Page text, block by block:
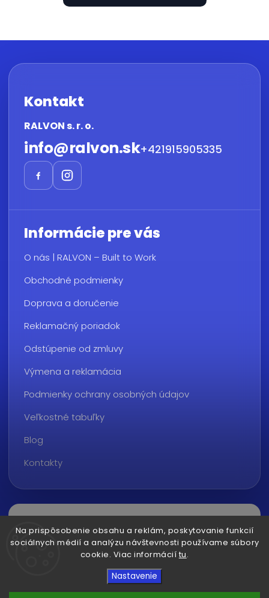
Na prispôsobenie obsahu a reklám, poskytovanie funkcií
sociálnych médií a analýzu návštevnosti používame súbory
cookie. Viac informácií tu.
Nastavenie
Kontakt
RALVON s. r. o.
info@ralvon.sk+421915905335
Informácie pre vás
O nás | RALVON – Built to Work
Obchodné podmienky
Doprava a doručenie
Reklamačný poriadok
Odstúpenie od zmluvy
Výmena a reklamácia
Podmienky ochrany osobných údajov
Veľkostné tabuľky
Blog
Kontakty
ralvon.sk. Všetky práva vyhradené.
Upraviť nastavenie cookies